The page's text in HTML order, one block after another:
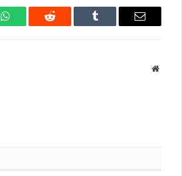
WhatsAppReddit Tumblr Email
Website